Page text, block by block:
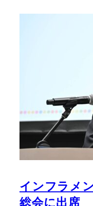
インフラメ
総会に出席